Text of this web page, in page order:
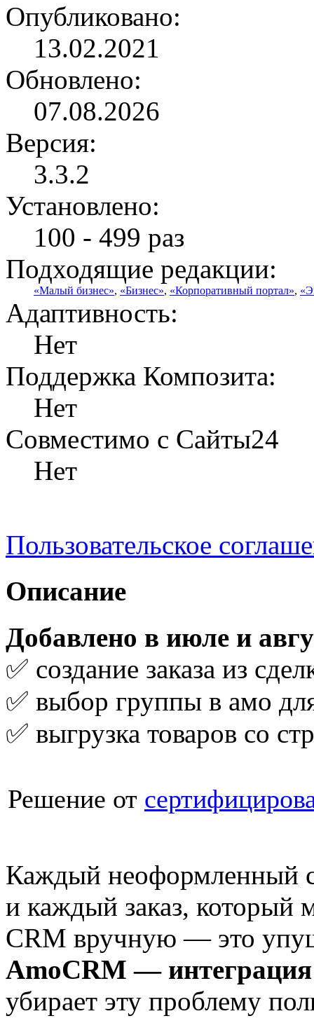
Опубликовано:
13.02.2021
Обновлено:
07.08.2026
Версия:
3.3.2
Установлено:
100 - 499 раз
Подходящие редакции:
«Малый бизнес», «Бизнес», «Корпоративный портал»,
Адаптивность:
Нет
Поддержка Композита:
Нет
Совместимо с Сайты24
Нет
Пользовательское
Описание
Добавлено в июле и
✅ создание заказа из
✅ выбор группы в амо
✅ выгрузка товаров со
Решение от
Каждый неоформленный
и каждый заказ, который
CRM вручную — это
AmoCRM —
убирает эту проблему